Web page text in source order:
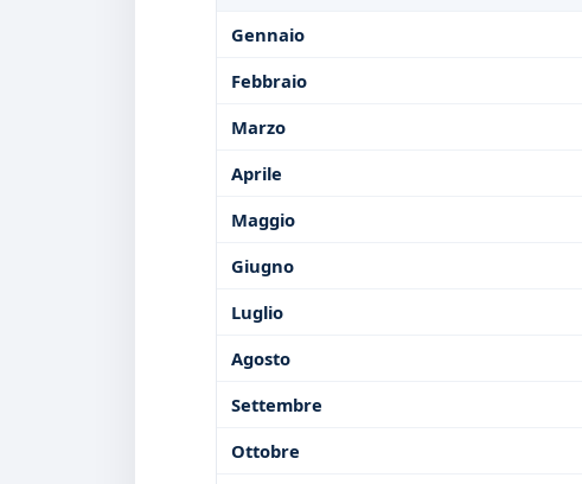
Gennaio
Febbraio
Marzo
Aprile
Maggio
Giugno
Luglio
Agosto
Settembre
Ottobre